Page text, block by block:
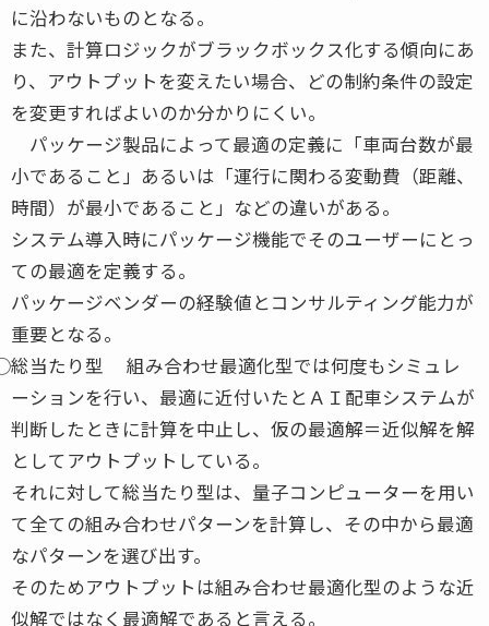
に沿わないものとなる。
また、計算ロジックがブラックボックス化する傾向にあ
り、アウトプットを変えたい場合、どの制約条件の設定
を変更すればよいのか分かりにくい。
パッケージ製品によって最適の定義に「車両台数が最
小であること」あるいは「運行に関わる変動費（距離、
時間）が最小であること」などの違いがある。
システム導入時にパッケージ機能でそのユーザーにとっ
ての最適を定義する。
パッケージベンダーの経験値とコンサルティング能力が
重要となる。
⃝総当たり型 組み合わせ最適化型では何度もシミュレ
ーションを行い、最適に近付いたとＡＩ配車システムが
判断したときに計算を中止し、仮の最適解＝近似解を解
としてアウトプットしている。
それに対して総当たり型は、量子コンピューターを用い
て全ての組み合わせパターンを計算し、その中から最適
なパターンを選び出す。
そのためアウトプットは組み合わせ最適化型のような近
似解ではなく最適解であると言える。